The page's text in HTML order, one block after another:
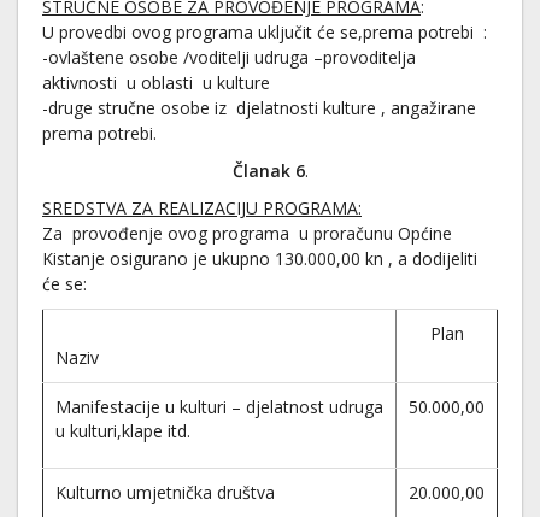
STRUČNE OSOBE ZA PROVOĐENJE PROGRAMA:
U provedbi ovog programa uključit će se,prema potrebi :
-ovlaštene osobe /voditelji udruga –provoditelja
aktivnosti u oblasti u kulture
-druge stručne osobe iz djelatnosti kulture , angažirane
prema potrebi.
Članak 6.
SREDSTVA ZA REALIZACIJU PROGRAMA:
Za provođenje ovog programa u proračunu Općine
Kistanje osigurano je ukupno 130.000,00 kn , a dodijeliti
će se:
Naziv
Plan
Manifestacije u kulturi – djelatnost udruga
u kulturi,klape itd.
50.000,00
Kulturno umjetnička društva 20.000,00